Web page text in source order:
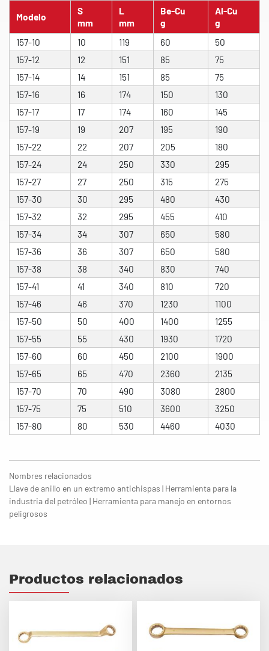
Modelo
S
mm
L
mm
Be-Cu
g
Al-Cu
g
157-10
10 119 60
50
157-12
12 151 85
75
157-14
14 151 85
75
157-16
16 174 150
130
157-17
17 174 160
145
157-19
19 207 195
190
157-22
22 207 205
180
157-24
24 250 330
295
157-27
27 250 315
275
157-30
30 295 480
430
157-32
32 295 455
410
157-34
34 307 650
580
157-36
36 307 650
580
157-38
38 340 830
740
157-41
41 340 810
720
157-46
46 370 1230
1100
157-50
50 400 1400
1255
157-55
55 430 1930
1720
157-60
60 450 2100
1900
157-65
65 470 2360
2135
157-70
70 490 3080
2800
157-75
75 510 3600
3250
157-80
80 530 4460 4030
Nombres relacionados
Llave de anillo en un extremo antichispas | Herramienta para la
industria del petróleo | Herramienta para manejo en entornos
peligrosos
Productos relacionados